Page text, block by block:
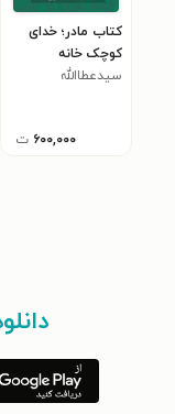
کتاب مادر؛ خدای
کوچک خانه
سیدعطاالله
۶۰۰,۰۰۰ ت